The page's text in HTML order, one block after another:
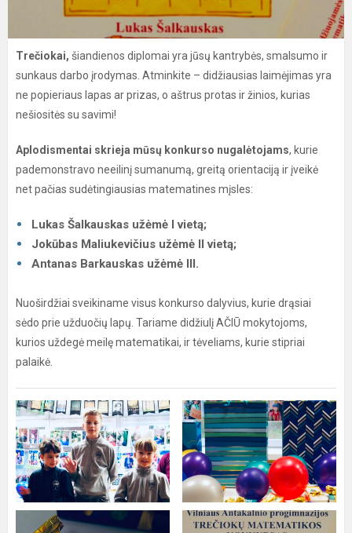
Trečiokai, šiandienos diplomai yra jūsų kantrybės, smalsumo ir
sunkaus darbo įrodymas. Atminkite – didžiausias laimėjimas yra
ne popieriaus lapas ar prizas, o aštrus protas ir žinios, kurias
nešiositės su savimi!
Aplodismentai skrieja mūsų konkurso nugalėtojams, kurie
pademonstravo neeilinį sumanumą, greitą orientaciją ir įveikė
net pačias sudėtingiausias matematines mįsles:
Lukas Šalkauskas užėmė I vietą;
Jokūbas Maliukevičius užėmė II vietą;
Antanas Barkauskas užėmė III.
Nuoširdžiai sveikiname visus konkurso dalyvius, kurie drąsiai
sėdo prie užduočių lapų. Tariame didžiulį AČIŪ mokytojoms,
kurios uždegė meilę matematikai, ir tėveliams, kurie stipriai
palaikė.